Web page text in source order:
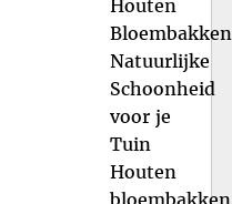
Houten
Natuurlijke
Schoonheid
voor je
Tuin
Houten
bloembakken